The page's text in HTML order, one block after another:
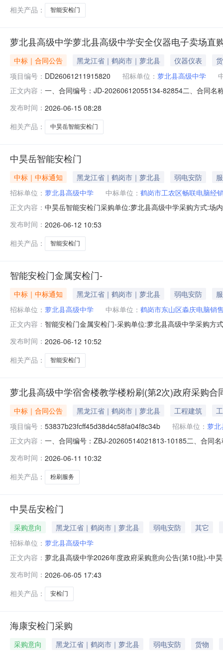
相关产品：
智能安检门
萝北县高级中学萝北县高级中学安全仪器电子卖场直
中标｜合同公告 黑龙江省｜鹤岗市｜萝北县 仪器仪表
项目编号： DD26061211915820 招标单位： 萝北县高级中学
正文内容： 一、合同编号：JD-20260612055134-82854二、合同名
地址：鹤岗市工农区外贸局综合楼103室联系方式：
发布时间： 2026-06-15 08:28
相关产品：
中昊岳智能安检门
中昊岳智能安检门
中标｜中标通知 黑龙江省｜鹤岗市｜萝北县 弱电安防
招标单位： 萝北县高级中学 中标单位： 鹤岗市工农区畅联电脑经
正文内容： 中昊岳智能安检门采购单位:萝北县高级中学采购方式:场
发布时间： 2026-06-12 10:53
相关产品：
智能安检门
智能安检门金属安检门-
中标｜中标通知 黑龙江省｜鹤岗市｜萝北县 弱电安防
招标单位： 萝北县高级中学 中标单位： 鹤岗市东山区淼庆电脑销
正文内容： 智能安检门金属安检门-采购单位:萝北县高级中学采购
发布时间： 2026-06-12 10:52
相关产品：
智能安检门
萝北县高级中学宿舍楼教学楼粉刷(第2次)政府采购合
中标｜合同公告 黑龙江省｜鹤岗市｜萝北县 工程建筑
项目编号： 53837b23fcff45d38d4c58fa04f8c34b 招标单位： 萝北
正文内容： 一、合同编号：ZBJ-20260514021813-10185二、合同
岭局直绥滨路二区宝泉岭龙源小区3号住宅综合楼1层2
发布时间： 2026-06-11 10:32
相关产品：
粉刷服务
中昊岳安检门
采购意向 黑龙江省｜鹤岗市｜萝北县 弱电安防
其它
招标单位： 萝北县高级中学
正文内容： 萝北县高级中学2026年度政府采购意向公告(第10批)-中
求:满足学校需求预计采购时间：2026-06备注：无本次
发布时间： 2026-06-05 17:43
相关产品：
安检门
海康安检门采购
采购意向 黑龙江省｜鹤岗市｜萝北县 弱电安防
货物